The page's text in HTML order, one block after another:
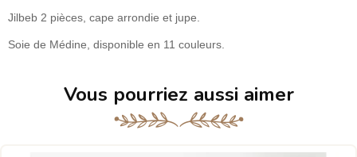
Jilbeb 2 pièces, cape arrondie et jupe.
Soie de Médine, disponible en 11 couleurs.
Vous pourriez aussi aimer